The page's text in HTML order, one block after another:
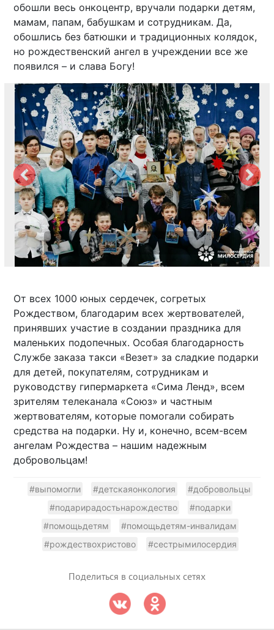
обошли весь онкоцентр, вручали подарки детям,
мамам, папам, бабушкам и сотрудникам. Да,
обошлись без батюшки и традиционных колядок,
но рождественский ангел в учреждении все же
появился – и слава Богу!
1
От всех 1000 юных сердечек, согретых
Рождеством, благодарим всех жертвователей,
принявших участие в создании праздника для
маленьких подопечных. Особая благодарность
Службе заказа такси «Везет» за сладкие подарки
для детей, покупателям, сотрудникам и
руководству гипермаркета «Сима Ленд», всем
зрителям телеканала «Союз» и частным
жертвователям, которые помогали собирать
средства на подарки. Ну и, конечно, всем-всем
ангелам Рождества – нашим надежным
добровольцам!
#выпомогли #детскаяонкология
#добровольцы
#подарирадостьнарождество
#подарки
#помощьдетям
#помощьдетям-инвалидам
#рождествохристово
#сестрымилосердия
Поделиться в социальных сетях